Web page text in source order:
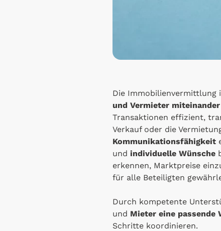
Die Immobilienvermittlung
und Vermieter
Transaktionen effizient,
Verkauf oder die
Kommunikationsfähigkeit
und individuelle Wünsche
erkennen, Marktpreise
für alle Beteiligten
Durch kompetente
und Mieter eine passende
Schritte koordinieren.